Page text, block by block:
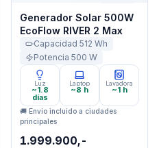
Generador Solar 500W
EcoFlow RIVER 2 Max
Capacidad 512 Wh
Potencia 500 W
Luz
~1.8
días
Laptop
~8 h
Lavadora
~1 h
🚚 Envío incluido a ciudades
principales
1.999.900,-